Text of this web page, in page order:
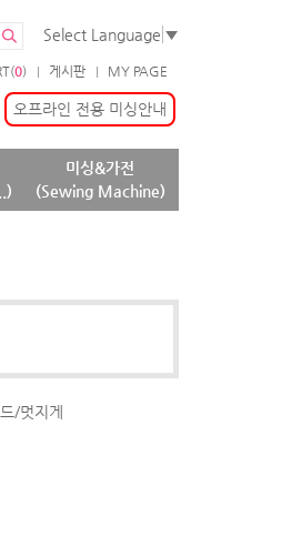
Select Language ▼
MY PAGE
게시판
0)
오프라인 전용 미싱안내
미싱&가전
(Sewing Machine)
/멋지게